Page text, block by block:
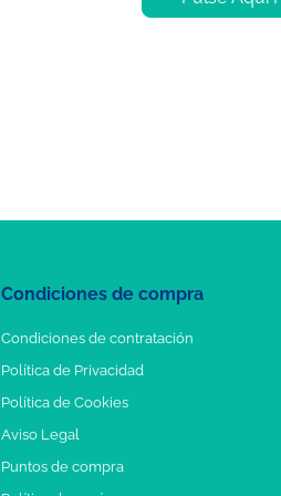
Condiciones de compra
Condiciones de contratación
Política de Privacidad
Política de Cookies
Aviso Legal
Puntos de compra